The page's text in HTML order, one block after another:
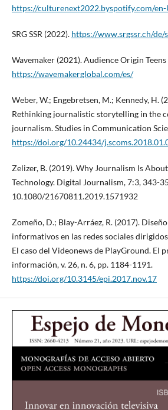
https://culturenext2022.byspotify.com/en-
SRG SSR (2022). https://www.srgssr.ch/de/
Wavemaker (2021). Audience Origin
https://wavemakerglobal.com/es/
Weber, W.; Engebretsen, M.; Kennedy, H.
Rethinking journalistic storytelling in the
journalism. Studies in Communication
https://doi.org/10.24434/
Zelizer, B. (2019). Why Journalism Is
Technology. Digital Journalism, 7:3, 343-
10.1080/21670811.2019.1571932
Zomeño, D.; Blay-Arráez, R. (2017).
informativos en las redes sociales
El caso del Videonews de PlayGround. El
información, v. 26, n. 6, pp. 1184-1191.
https://doi.org/10.3145/epi.2017.nov.17